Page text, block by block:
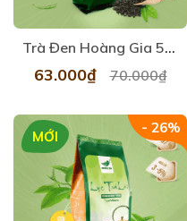
Trà Đen Hoàng Gia 500gr
63.000₫ 70.000₫
- 26%
MỚI